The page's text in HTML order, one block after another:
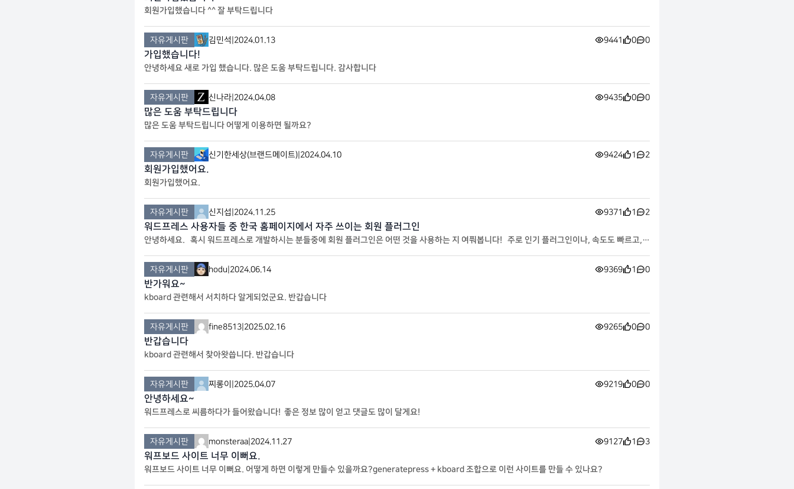
회원가입했습니다 ^^ 잘 부탁드립니다
자유게시판 김민석 |2024.01.13 9441 0 0
가입했습니다!
안녕하세요 새로 가입 했습니다. 많은 도움 부탁드립니다. 감사합니다
자유게시판 신나라|2024.04.08 9435 0 0
많은 도움 부탁드립니다
많은 도움 부탁드립니다 어떻게 이용하면 될까요?
자유게시판 신기한세상(브랜드메이트)|2024.04.10 9424 1 2
회원가입했어요.
회원가입했어요.
자유게시판 신지섭 |2024.11.25 9371 1 2
워드프레스 사용자들 중 한국 홈페이지에서 자주 쓰이는 회원 플러그인
안녕하세요. 혹시 워드프레스로 개발하시는 분들중에 회원 플러그인은 어떤 것을 사용하는 지 여쭤봅니다! 주로 인기 플러그인이나, 속도도 빠르고,
자유게시판 hodu|2024.06.14 9369 1 0
반가워요~
kboard 관련해서 서치하다 알게되었군요. 반갑습니다
자유게시판 fine8513|2025.02.16 9265 0 0
반갑습니다
kboard 관련해서 찾아왓씁니다. 반갑습니다
자유게시판 찌롱이 |2025.04.07 9219 0 0
안녕하세요~
워드프레스로 씨름하다가 들어왔습니다! 좋은 정보 많이 얻고 댓글도 많이 달게요!
자유게시판 monsteraa|2024.11.27 9127 1 3
워프보드 사이트 너무 이뻐요.
워프보드 사이트 너무 이뻐요. 어떻게 하면 이렇게 만들수 있을까요?generatepress + kboard 조합으로 이런 사이트를 만들 수 있나요?